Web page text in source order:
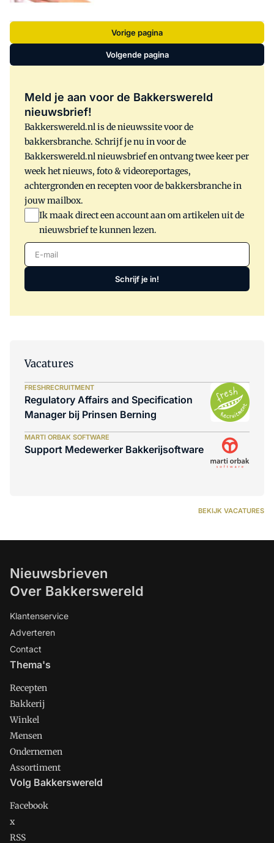
van Veiligheid en Justitie een
actiecampagne voor meer veiligheid in
de winkels.
Vorige pagina
Volgende pagina
Meld je aan voor de Bakkerswereld
nieuwsbrief!
Bakkerswereld.nl is de nieuwssite voor de
bakkersbranche. Schrijf je nu in voor de
Bakkerswereld.nl nieuwsbrief en ontvang twee keer per
week het nieuws, foto & videoreportages,
achtergronden en recepten voor de bakkersbranche in
jouw mailbox.
Ik maak direct een account aan om artikelen uit de
nieuwsbrief te kunnen lezen.
E-mail
Schrijf je in!
Vacatures
FRESHRECRUITMENT
Regulatory Affairs and Specification
Manager bij Prinsen Berning
MARTI ORBAK SOFTWARE
Support Medewerker Bakkerijsoftware
BEKIJK VACATURES
Nieuwsbrieven
Over Bakkerswereld
Klantenservice
Adverteren
Contact
Thema's
Recepten
Bakkerij
Winkel
Mensen
Ondernemen
Assortiment
Volg Bakkerswereld
Facebook
x
RSS